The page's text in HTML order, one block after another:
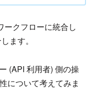
ークフローに統合し
ます。
(API 利用者) 側の操
について考えてみま